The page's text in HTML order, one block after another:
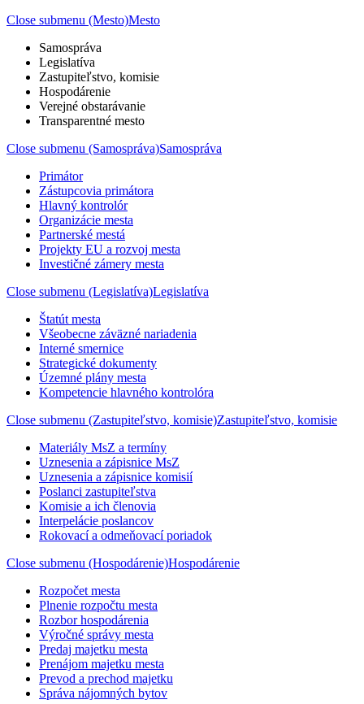
Close submenu (Mesto)Mesto
Samospráva
Legislatíva
Zastupiteľstvo, komisie
Hospodárenie
Verejné obstarávanie
Transparentné mesto
Close submenu (Samospráva)Samospráva
Primátor
Zástupcovia primátora
Hlavný kontrolór
Organizácie mesta
Partnerské mestá
Projekty EU a rozvoj mesta
Investičné zámery mesta
Close submenu (Legislatíva)Legislatíva
Štatút mesta
Všeobecne záväzné nariadenia
Interné smernice
Strategické dokumenty
Územné plány mesta
Kompetencie hlavného kontrolóra
Close submenu (Zastupiteľstvo, komisie)Zastupiteľstvo, komisie
Materiály MsZ a termíny
Uznesenia a zápisnice MsZ
Uznesenia a zápisnice komisií
Poslanci zastupiteľstva
Komisie a ich členovia
Interpelácie poslancov
Rokovací a odmeňovací poriadok
Close submenu (Hospodárenie)Hospodárenie
Rozpočet mesta
Plnenie rozpočtu mesta
Rozbor hospodárenia
Výročné správy mesta
Predaj majetku mesta
Prenájom majetku mesta
Prevod a prechod majetku
Správa nájomných bytov